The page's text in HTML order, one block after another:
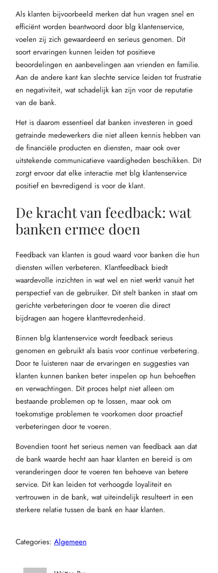
Als klanten bijvoorbeeld merken dat hun vragen snel en
efficiënt worden beantwoord door blg klantenservice,
voelen zij zich gewaardeerd en serieus genomen. Dit
soort ervaringen kunnen leiden tot positieve
beoordelingen en aanbevelingen aan vrienden en familie.
Aan de andere kant kan slechte service leiden tot frustratie
en negativiteit, wat schadelijk kan zijn voor de reputatie
van de bank.
Het is daarom essentieel dat banken investeren in goed
getrainde medewerkers die niet alleen kennis hebben van
de financiële producten en diensten, maar ook over
uitstekende communicatieve vaardigheden beschikken. Dit
zorgt ervoor dat elke interactie met blg klantenservice
positief en bevredigend is voor de klant.
De kracht van feedback: wat
banken ermee doen
Feedback van klanten is goud waard voor banken die hun
diensten willen verbeteren. Klantfeedback biedt
waardevolle inzichten in wat wel en niet werkt vanuit het
perspectief van de gebruiker. Dit stelt banken in staat om
gerichte verbeteringen door te voeren die direct
bijdragen aan hogere klanttevredenheid.
Binnen blg klantenservice wordt feedback serieus
genomen en gebruikt als basis voor continue verbetering.
Door te luisteren naar de ervaringen en suggesties van
klanten kunnen banken beter inspelen op hun behoeften
en verwachtingen. Dit proces helpt niet alleen om
bestaande problemen op te lossen, maar ook om
toekomstige problemen te voorkomen door proactief
verbeteringen door te voeren.
Bovendien toont het serieus nemen van feedback aan dat
de bank waarde hecht aan haar klanten en bereid is om
veranderingen door te voeren ten behoeve van betere
service. Dit kan leiden tot verhoogde loyaliteit en
vertrouwen in de bank, wat uiteindelijk resulteert in een
sterkere relatie tussen de bank en haar klanten.
Categories: Algemeen